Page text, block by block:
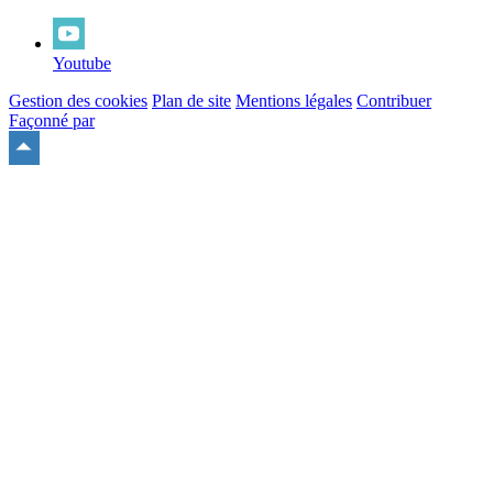
Youtube
Gestion des cookies Plan de site Mentions légales Contribuer
Façonné par